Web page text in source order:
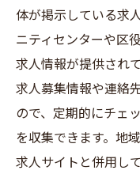
体が掲示している求
ニティセンターや区
求人情報が提供され
求人募集情報や連絡
ので、定期的にチェ
を収集できます。地
求人サイトと併用し